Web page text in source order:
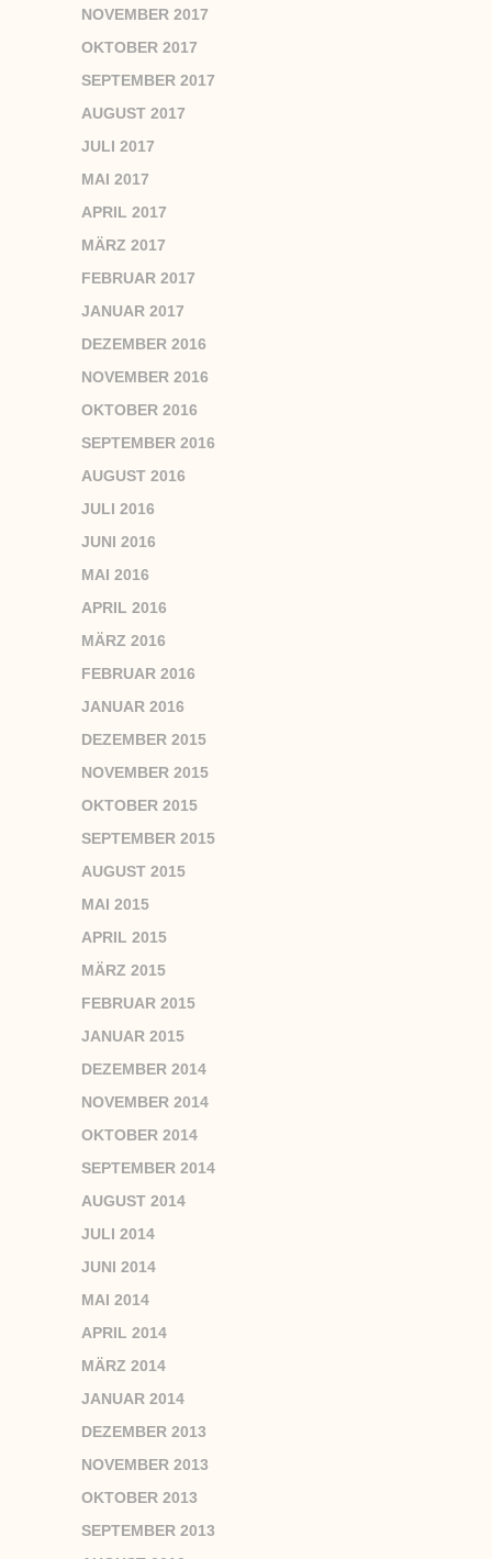
NOVEMBER 2017
OKTOBER 2017
SEPTEMBER 2017
AUGUST 2017
JULI 2017
MAI 2017
APRIL 2017
MÄRZ 2017
FEBRUAR 2017
JANUAR 2017
DEZEMBER 2016
NOVEMBER 2016
OKTOBER 2016
SEPTEMBER 2016
AUGUST 2016
JULI 2016
JUNI 2016
MAI 2016
APRIL 2016
MÄRZ 2016
FEBRUAR 2016
JANUAR 2016
DEZEMBER 2015
NOVEMBER 2015
OKTOBER 2015
SEPTEMBER 2015
AUGUST 2015
MAI 2015
APRIL 2015
MÄRZ 2015
FEBRUAR 2015
JANUAR 2015
DEZEMBER 2014
NOVEMBER 2014
OKTOBER 2014
SEPTEMBER 2014
AUGUST 2014
JULI 2014
JUNI 2014
MAI 2014
APRIL 2014
MÄRZ 2014
JANUAR 2014
DEZEMBER 2013
NOVEMBER 2013
OKTOBER 2013
SEPTEMBER 2013